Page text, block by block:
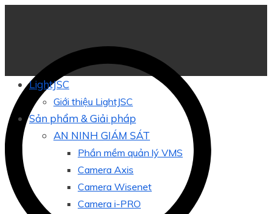
LightJSC
Giới thiệu LightJSC
Sản phẩm & Giải pháp
AN NINH GIÁM SÁT
Phần mềm quản lý VMS
Camera Axis
Camera Wisenet
Camera i-PRO